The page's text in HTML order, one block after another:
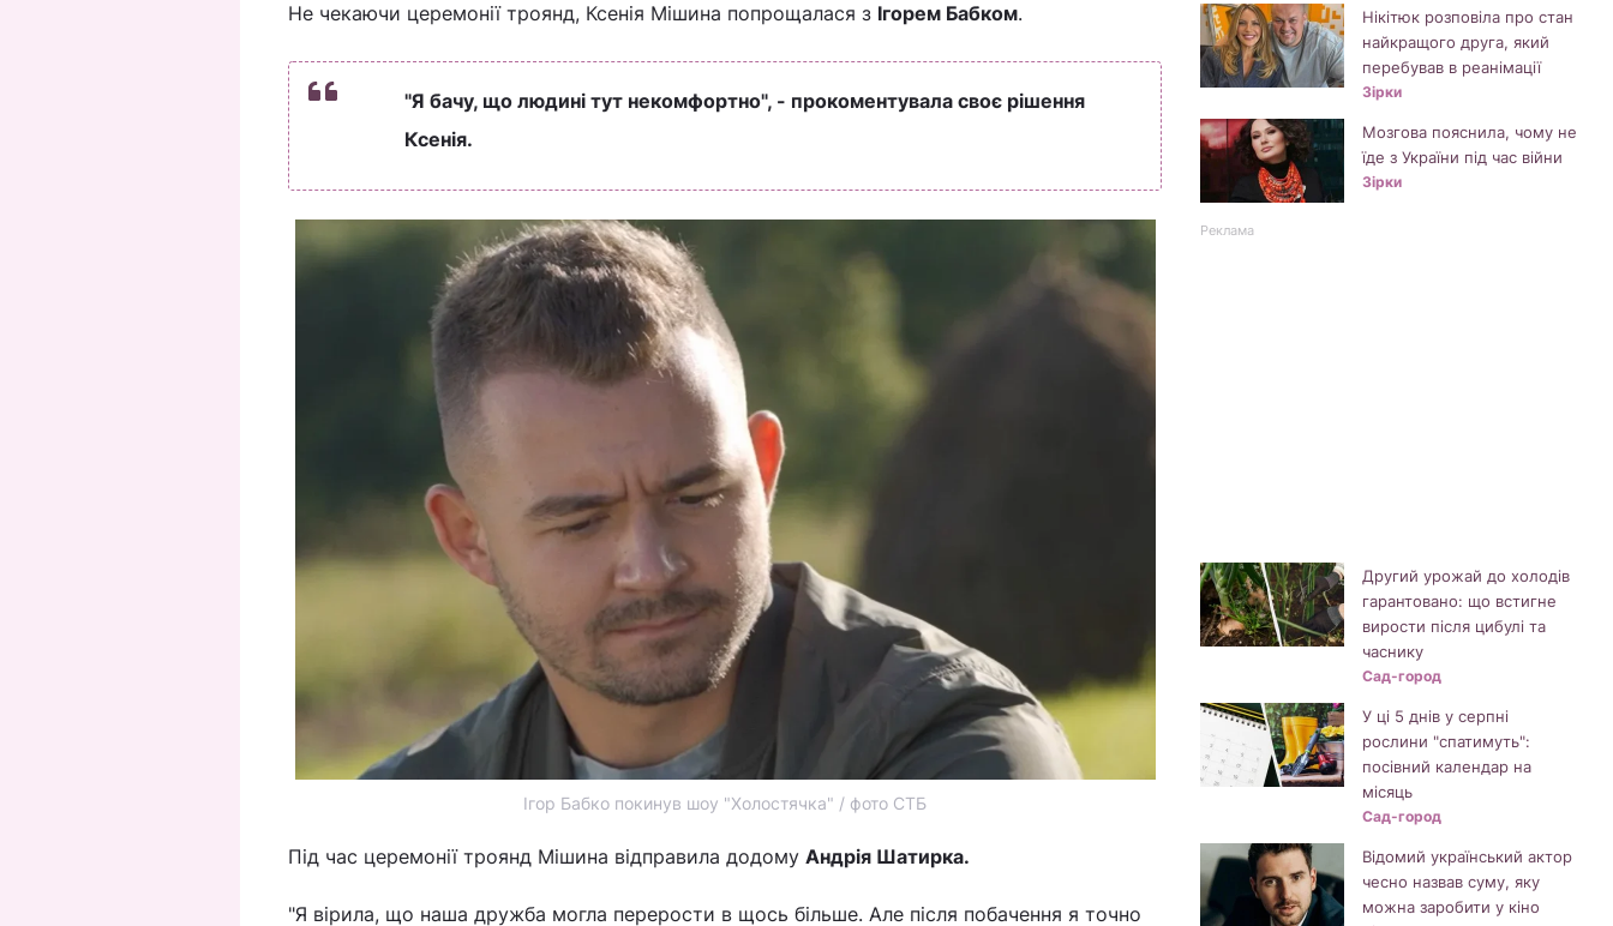
Не чекаючи церемонії троянд, Ксенія Мішина попрощалася з Ігорем Бабком.
"Я бачу, що людині тут некомфортно", - прокоментувала своє рішення
Ксенія.
Ігор Бабко покинув шоу "Холостячка" / фото СТБ
Під час церемонії троянд Мішина відправила додому Андрія Шатирка.
"Я вірила, що наша дружба могла перерости в щось більше. Але після побачення я точно
Нікітюк розповіла про стан
найкращого друга, який
перебував в реанімації
Зірки
Мозгова пояснила, чому не
їде з України під час війни
Зірки
Реклама
Другий урожай до холодів
гарантовано: що встигне
вирости після цибулі та
часнику
Сад-город
У ці 5 днів у серпні
рослини "спатимуть":
посівний календар на
місяць
Сад-город
Відомий український актор
чесно назвав суму, яку
можна заробити у кіно